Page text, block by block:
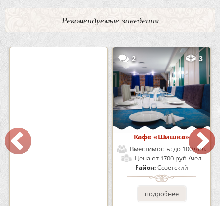
Рекомендуемые заведения
Кафе-Бар Бермуды
Вместимость:
2 3
Кафе «Шишка»
Вместимость:до 100 чел.
Ценаот 1700 руб./чел.
Район:Советский
подробнее